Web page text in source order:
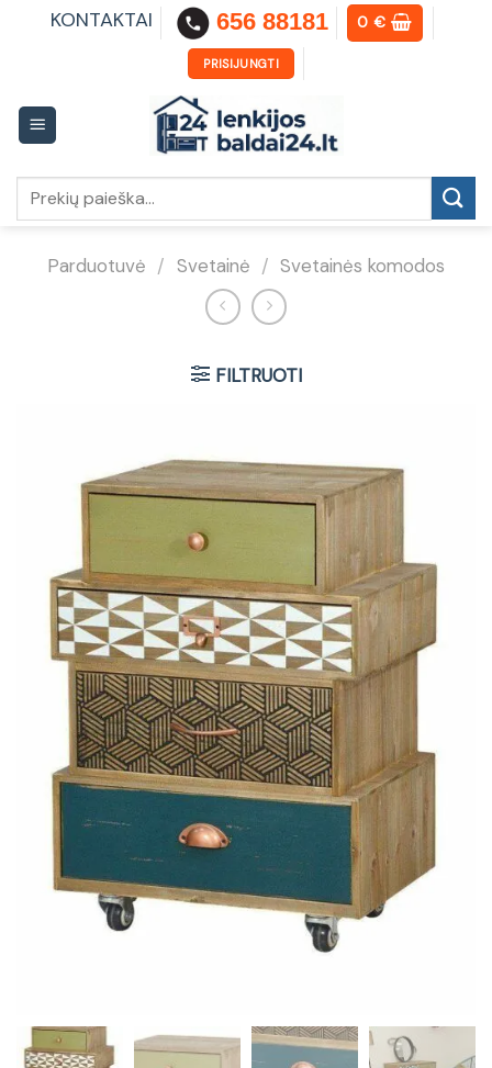
KONTAKTAI 656 88181 0€
PRISIJUNGTI
Parduotuvė / Svetainė / Svetainės komodos
FILTRUOTI